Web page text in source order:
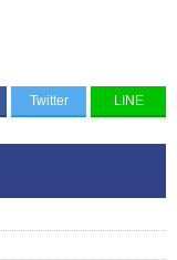
Twitter LINE